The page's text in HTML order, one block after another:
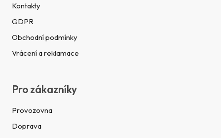
Kontakty
GDPR
Obchodní podmínky
Vrácení a reklamace
Pro zákazníky
Provozovna
Doprava